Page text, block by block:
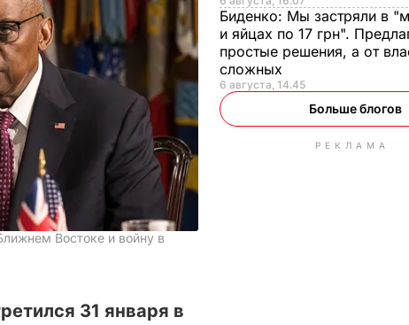
Востоке и войну в
31 января в
Биденко: Мы застряли в
и яйцах по 17 грн".
простые решения, а от
сложных
6 августа, 14.45
Больше блогов
РЕКЛАМА